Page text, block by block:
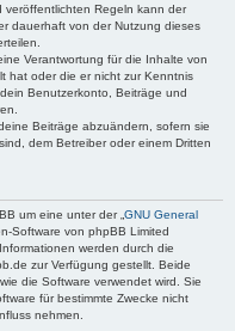
Regeln kann der
dauerhaft von der Nutzung dieses
Verantwortung für die Inhalte von
hat oder die er nicht zur Kenntnis
Benutzerkonto, Beiträge und
Beiträge abzuändern, sofern sie
dem Betreiber oder einem Dritten
um eine unter der „ GNU General
Software von phpBB Limited
werden durch die
zur Verfügung gestellt. Beide
die Software verwendet wird. Sie
für bestimmte Zwecke nicht
nehmen.